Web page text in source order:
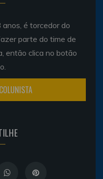
é torcedor do
parte do time de
então clica no botão